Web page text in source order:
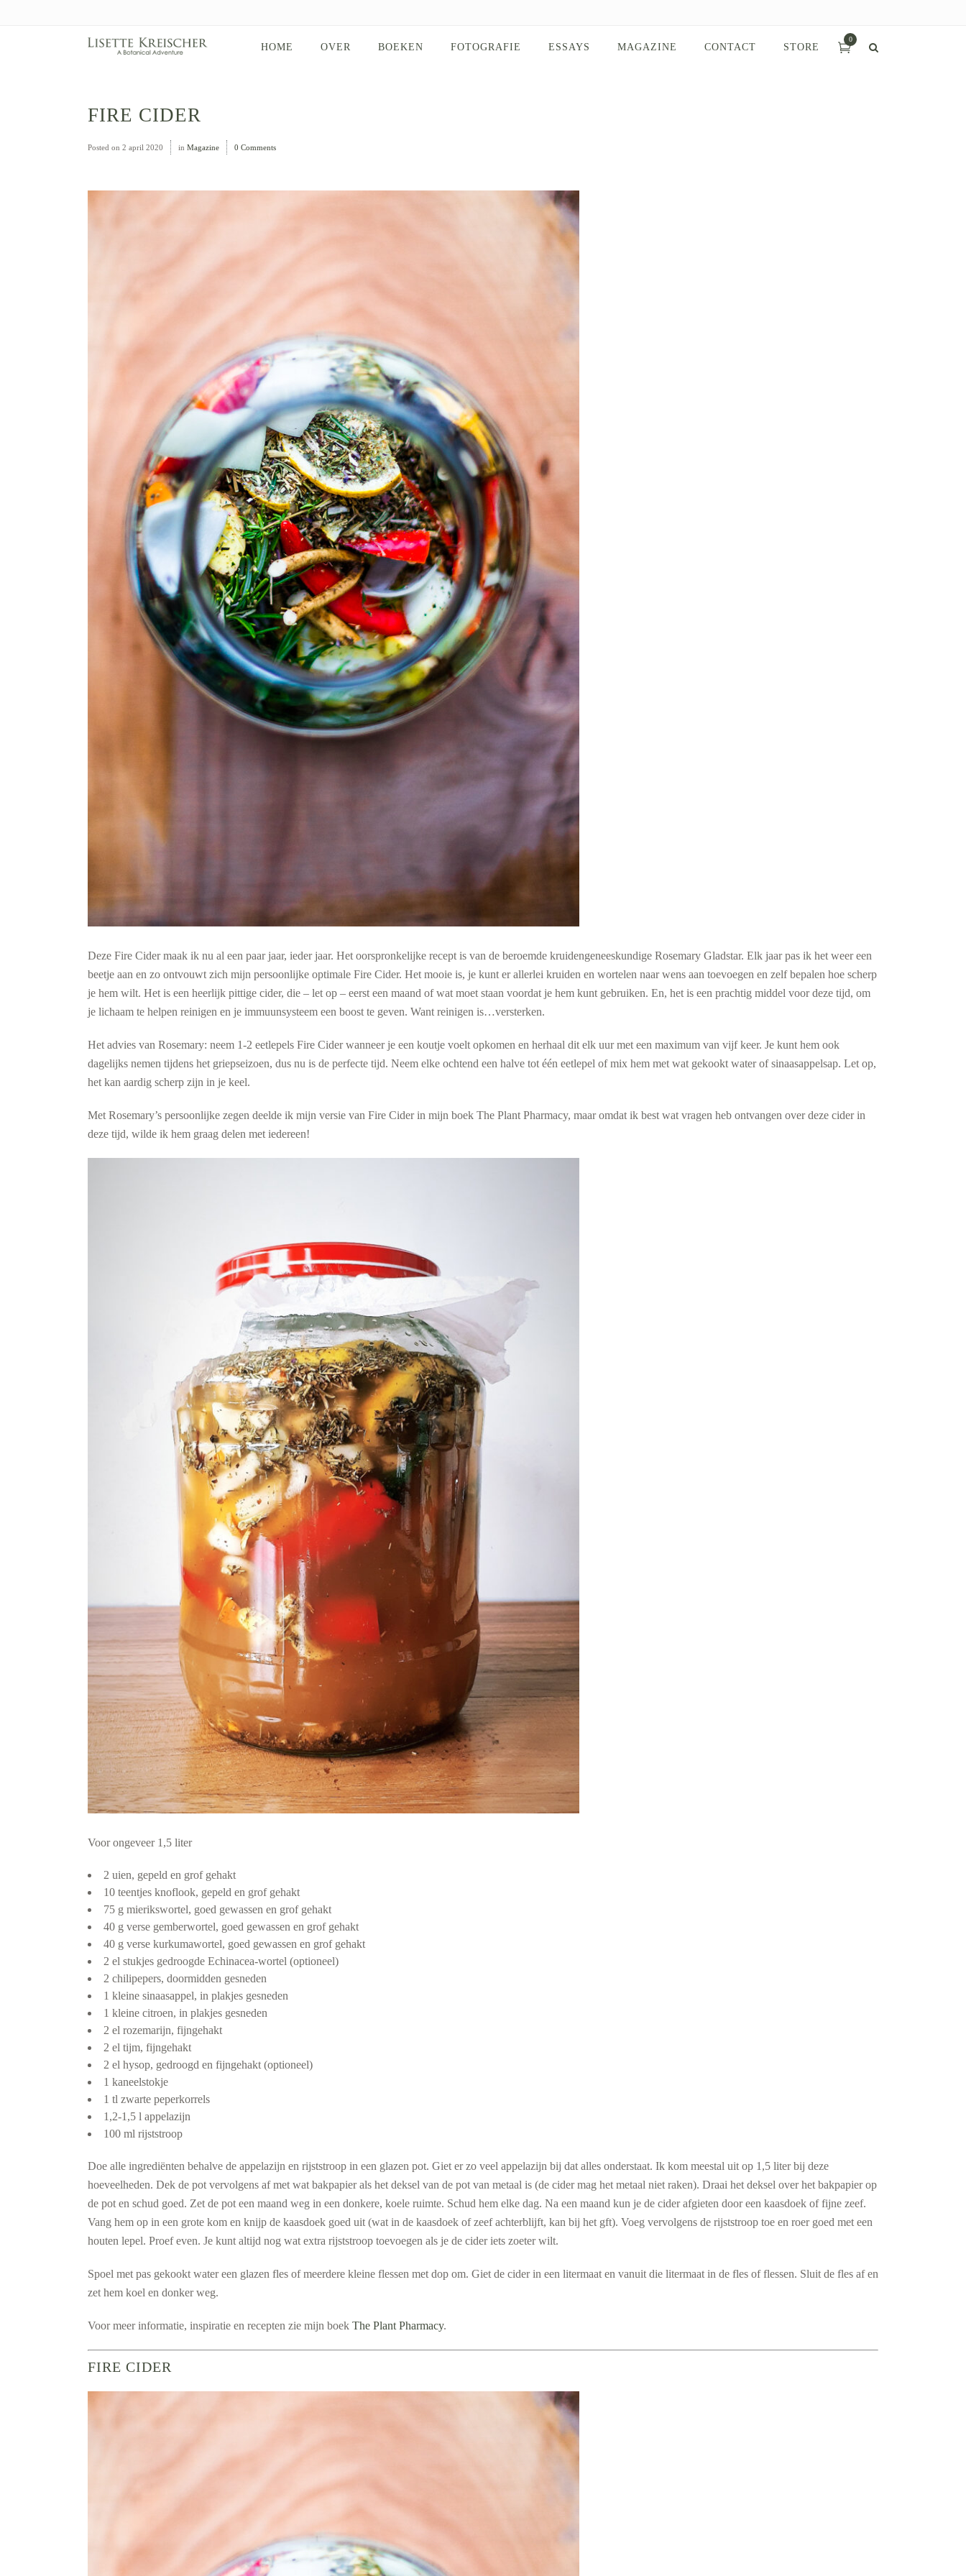
0
HOME OVER BOEKEN FOTOGRAFIE ESSAYS MAGAZINE CONTACT STORE
FIRE CIDER
Posted on 2 april 2020 in Magazine 0 Comments
Deze Fire Cider maak ik nu al een paar jaar, ieder jaar. Het oorspronkelijke recept is van de beroemde kruidengeneeskundige Rosemary Gladstar. Elk jaar pas ik het weer een
beetje aan en zo ontvouwt zich mijn persoonlijke optimale Fire Cider. Het mooie is, je kunt er allerlei kruiden en wortelen naar wens aan toevoegen en zelf bepalen hoe scherp
je hem wilt. Het is een heerlijk pittige cider, die – let op – eerst een maand of wat moet staan voordat je hem kunt gebruiken. En, het is een prachtig middel voor deze tijd, om
je lichaam te helpen reinigen en je immuunsysteem een boost te geven. Want reinigen is…versterken.
Het advies van Rosemary: neem 1-2 eetlepels Fire Cider wanneer je een koutje voelt opkomen en herhaal dit elk uur met een maximum van vijf keer. Je kunt hem ook
dagelijks nemen tijdens het griepseizoen, dus nu is de perfecte tijd. Neem elke ochtend een halve tot één eetlepel of mix hem met wat gekookt water of sinaasappelsap. Let op,
het kan aardig scherp zijn in je keel.
Met Rosemary’s persoonlijke zegen deelde ik mijn versie van Fire Cider in mijn boek The Plant Pharmacy, maar omdat ik best wat vragen heb ontvangen over deze cider in
deze tijd, wilde ik hem graag delen met iedereen!
Voor ongeveer 1,5 liter
2 uien, gepeld en grof gehakt
10 teentjes knoflook, gepeld en grof gehakt
75 g mierikswortel, goed gewassen en grof gehakt
40 g verse gemberwortel, goed gewassen en grof gehakt
40 g verse kurkumawortel, goed gewassen en grof gehakt
2 el stukjes gedroogde Echinacea-wortel (optioneel)
2 chilipepers, doormidden gesneden
1 kleine sinaasappel, in plakjes gesneden
1 kleine citroen, in plakjes gesneden
2 el rozemarijn, fijngehakt
2 el tijm, fijngehakt
2 el hysop, gedroogd en fijngehakt (optioneel)
1 kaneelstokje
1 tl zwarte peperkorrels
1,2-1,5 l appelazijn
100 ml rijststroop
Doe alle ingrediënten behalve de appelazijn en rijststroop in een glazen pot. Giet er zo veel appelazijn bij dat alles onderstaat. Ik kom meestal uit op 1,5 liter bij deze
hoeveelheden. Dek de pot vervolgens af met wat bakpapier als het deksel van de pot van metaal is (de cider mag het metaal niet raken). Draai het deksel over het bakpapier op
de pot en schud goed. Zet de pot een maand weg in een donkere, koele ruimte. Schud hem elke dag. Na een maand kun je de cider afgieten door een kaasdoek of fijne zeef.
Vang hem op in een grote kom en knijp de kaasdoek goed uit (wat in de kaasdoek of zeef achterblijft, kan bij het gft). Voeg vervolgens de rijststroop toe en roer goed met een
houten lepel. Proef even. Je kunt altijd nog wat extra rijststroop toevoegen als je de cider iets zoeter wilt.
Spoel met pas gekookt water een glazen fles of meerdere kleine flessen met dop om. Giet de cider in een litermaat en vanuit die litermaat in de fles of flessen. Sluit de fles af en
zet hem koel en donker weg.
Voor meer informatie, inspiratie en recepten zie mijn boek The Plant Pharmacy.
FIRE CIDER